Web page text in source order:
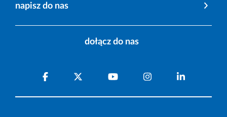
napisz do nas
dołącz do nas